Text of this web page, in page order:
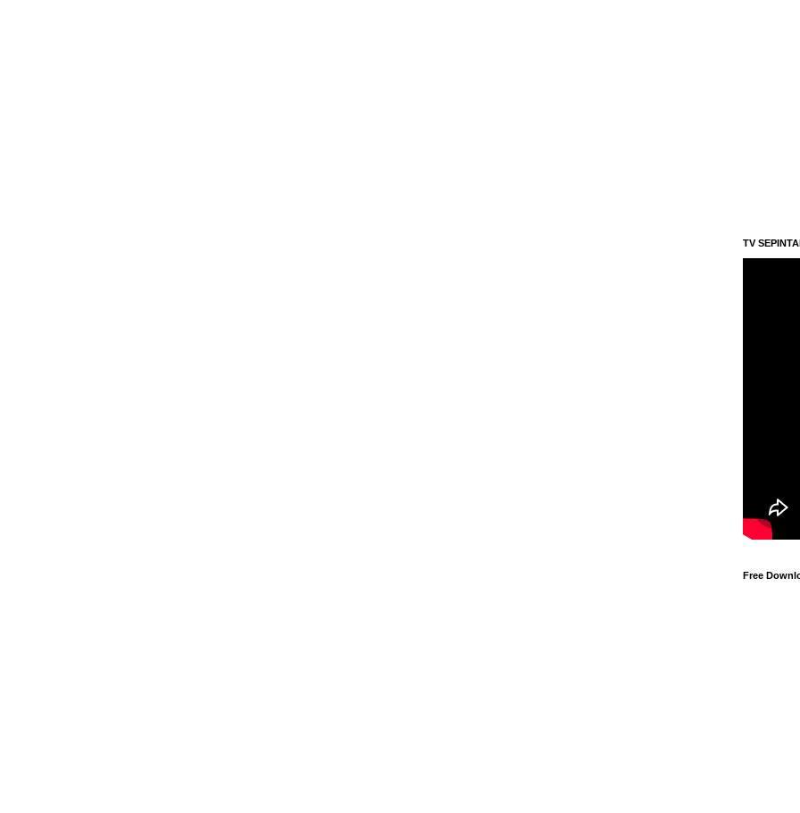
TV
Free